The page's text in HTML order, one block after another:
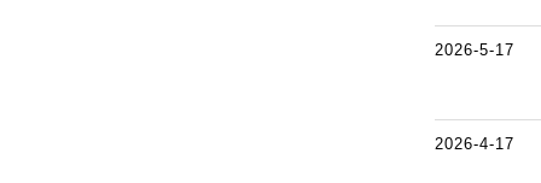
2026-5-17
2026-4-17